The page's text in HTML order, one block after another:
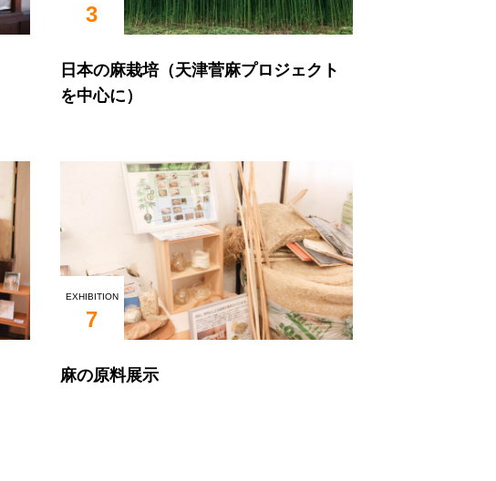
3
日本の麻栽培（天津菅麻プロジェクト
を中心に）
EXHIBITION
7
麻の原料展示